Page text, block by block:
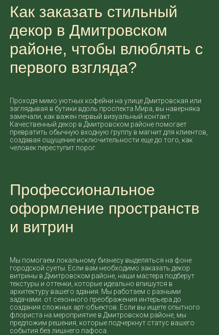
Как заказать стильный
декор в Дмитровском
районе, чтобы влюблять с
первого взгляда?
Проходя мимо уютных кофейни на улице Дмитровская или
заглядывая в бутики вдоль проспекта Мира, вы наверняка
замечали, как важен первый визуальный контакт.
Качественный декор в Дмитровском районе помогает
превратить обычную входную группу в магнит для клиентов,
создавая ощущение исключительности еще до того, как
человек переступит порог.
Профессиональное
оформление пространств
и витрин
Мы помогаем локальному бизнесу выделяться на фоне
городской суеты. Если вам необходимо заказать декор
витрины в Дмитровском районе, наши мастера подберут
текстуры и оттенки, которые идеально впишутся в
архитектуру вашего здания. Мы работаем с разными
задачами: от сезонного преображения интерьера до
создания сложных арт-объектов. Если вы ищете опытного
флориста на мероприятие в Дмитровском районе, мы
предложим решения, которые подчеркнут статус вашего
события без лишнего пафоса.